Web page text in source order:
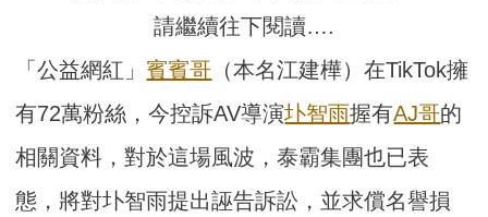
請繼續往下閱讀….
「公益網紅」 賓賓哥 （本名江建樺）在TikTok擁
有72萬粉絲，今控訴AV導演圤智雨握有AJ哥的
相關資料，對於這場風波，泰霸集團也已表
態，將對圤智雨提出誣告訴訟，並求償名譽損